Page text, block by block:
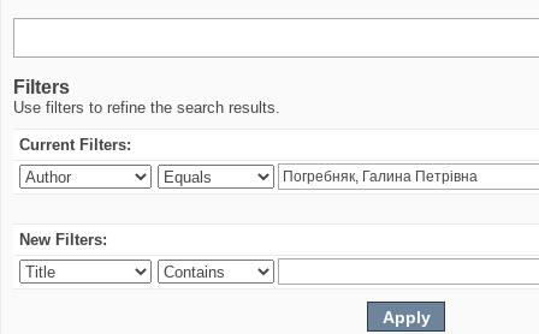
Filters
Use filters to refine the search results.
Current Filters:
New Filters: